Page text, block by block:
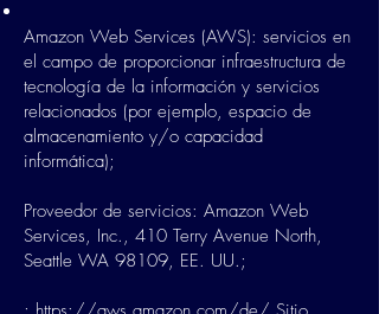
Amazon Web Services (AWS): servicios en
el campo de proporcionar infraestructura de
tecnología de la información y servicios
relacionados (por ejemplo, espacio de
almacenamiento y/o capacidad
informática);
Proveedor de servicios: Amazon Web
Services, Inc., 410 Terry Avenue North,
Seattle WA 98109, EE. UU.;